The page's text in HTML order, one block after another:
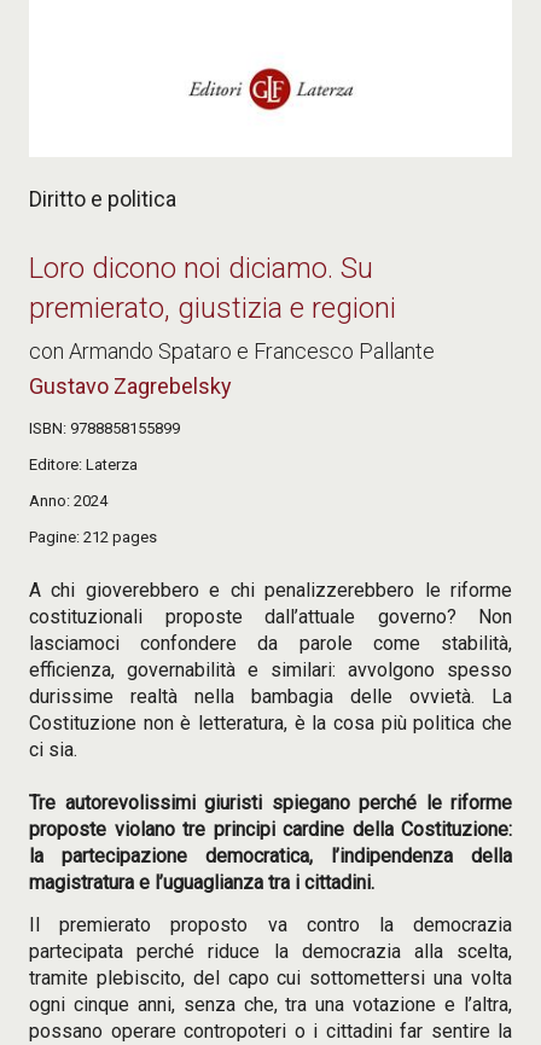
Diritto e politica
Loro dicono noi diciamo. Su
premierato, giustizia e regioni
con Armando Spataro e Francesco Pallante
Gustavo Zagrebelsky
ISBN 9788858155899
Editore Laterza
Anno 2024
Pagine 212 pages
A chi gioverebbero e chi penalizzerebbero le riforme
costituzionali proposte dall’attuale governo? Non
lasciamoci confondere da parole come stabilità,
efficienza, governabilità e similari: avvolgono spesso
durissime realtà nella bambagia delle ovvietà. La
Costituzione non è letteratura, è la cosa più politica che
ci sia.
Tre autorevolissimi giuristi spiegano perché le riforme
proposte violano tre principi cardine della Costituzione:
la partecipazione democratica, l’indipendenza della
magistratura e l’uguaglianza tra i cittadini.
Il premierato proposto va contro la democrazia
partecipata perché riduce la democrazia alla scelta,
tramite plebiscito, del capo cui sottomettersi una volta
ogni cinque anni, senza che, tra una votazione e l’altra,
possano operare contropoteri o i cittadini far sentire la